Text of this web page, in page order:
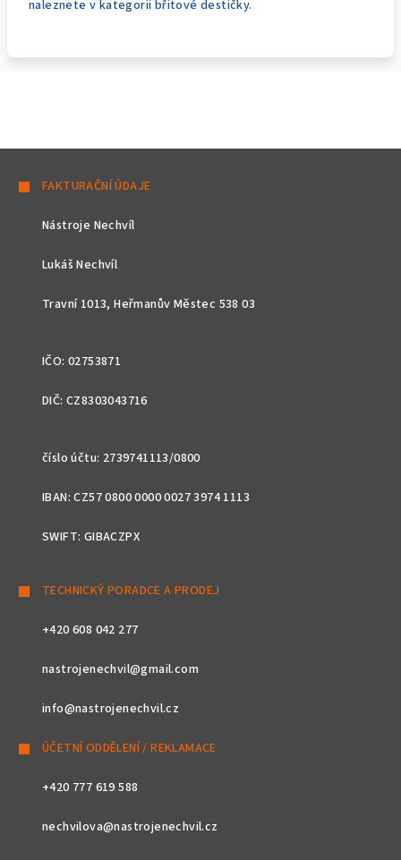
naleznete v kategorii břitové destičky.
FAKTURAČNÍ ÚDAJE
Nástroje Nechvíl
Lukáš Nechvíl
Travní 1013, Heřmanův Městec 538 03
IČO: 02753871
DIČ: CZ8303043716
číslo účtu: 2739741113/0800
IBAN: CZ57 0800 0000 0027 3974 1113
SWIFT: GIBACZPX
TECHNICKÝ PORADCE A PRODEJ
+420 608 042 277
nastrojenechvil@gmail.com
info@nastrojenechvil.cz
ÚČETNÍ ODDĚLENÍ / REKLAMACE
+420 777 619 588
nechvilova@nastrojenechvil.cz